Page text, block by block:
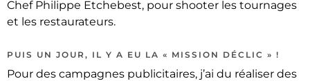
Chef Philippe Etchebest, pour shooter les tournages
et les restaurateurs.
PUIS UN JOUR, IL Y A EU LA « MISSION DÉCLIC » !
Pour des campagnes publicitaires, j’ai du réaliser des